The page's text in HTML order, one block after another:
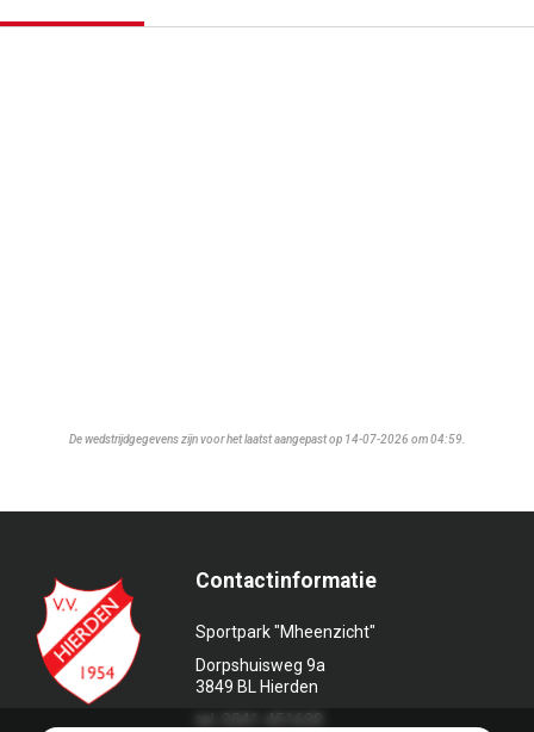
De wedstrijdgegevens zijn voor het laatst aangepast op 14-07-2026 om 04:59.
Contactinformatie
Sportpark "Mheenzicht"
Dorpshuisweg 9a
3849 BL Hierden